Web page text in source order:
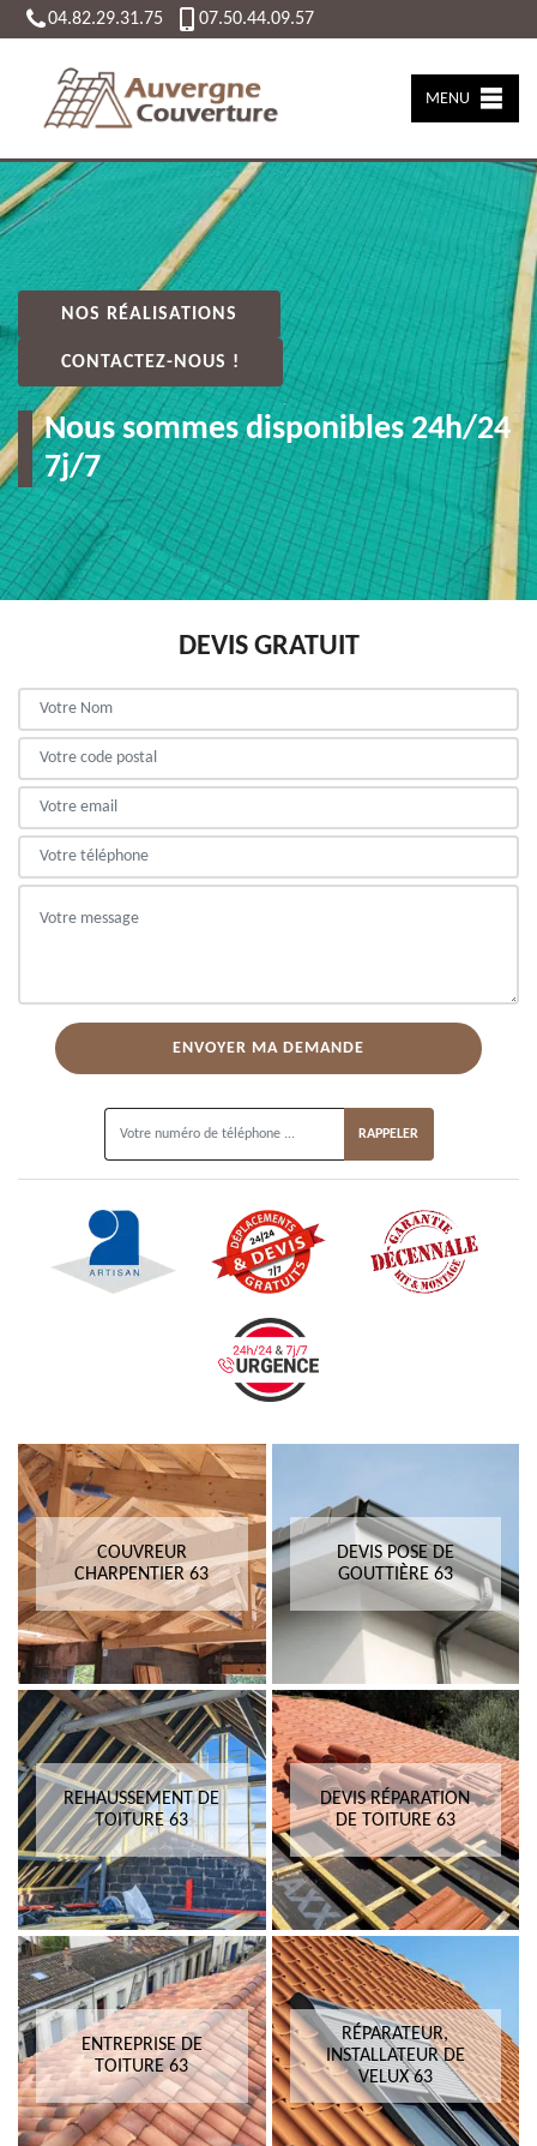
04.82.29.31.75 07.50.44.09.57
MENU
NOS RÉALISATIONS
CONTACTEZ-NOUS !
Nous sommes disponibles 24h/24
7j/7
DEVIS GRATUIT
COUVREUR
CHARPENTIER 63
DEVIS POSE DE
GOUTTIÈRE 63
REHAUSSEMENT DE
TOITURE 63
DEVIS RÉPARATION
DE TOITURE 63
ENTREPRISE DE
TOITURE 63
RÉPARATEUR,
INSTALLATEUR DE
VELUX 63